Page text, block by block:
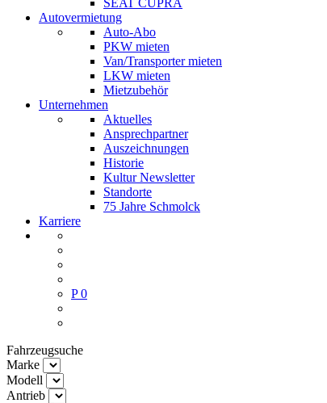
SEAT CUPRA
Autovermietung
Auto-Abo
PKW mieten
Van/Transporter mieten
LKW mieten
Mietzubehör
Unternehmen
Aktuelles
Ansprechpartner
Auszeichnungen
Historie
Kultur Newsletter
Standorte
75 Jahre Schmolck
Karriere
P 0
Fahrzeugsuche
Marke
Modell
Antrieb